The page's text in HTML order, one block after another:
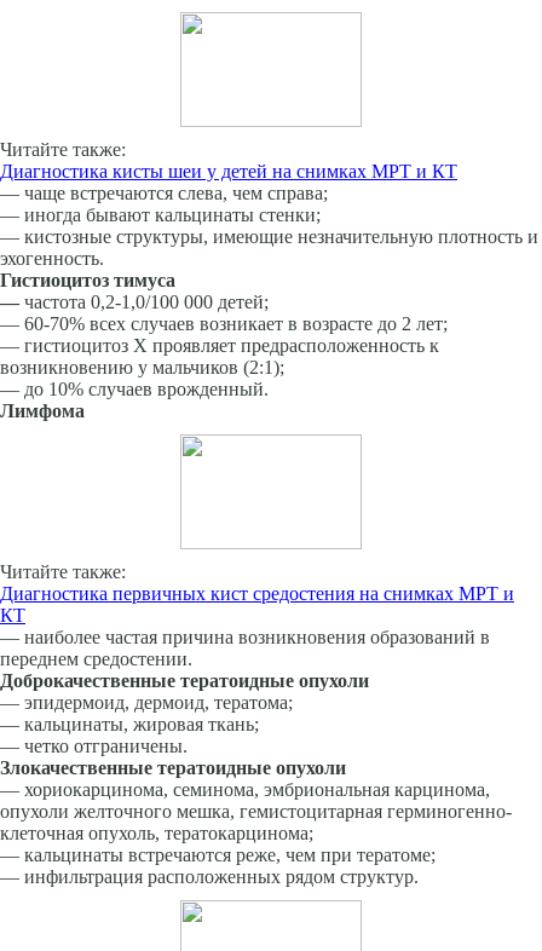
Читайте также:
Диагностика кисты шеи у детей на снимках МРТ и КТ
— чаще встречаются слева, чем справа;
— иногда бывают кальцинаты стенки;
— кистозные структуры, имеющие незначительную плотность и
эхогенность.
Гистиоцитоз тимуса
— частота 0,2-1,0/100 000 детей;
— 60-70% всех случаев возникает в возрасте до 2 лет;
— гистиоцитоз X проявляет предрасположенность к
возникновению у мальчиков (2:1);
— до 10% случаев врожденный.
Лимфома
Читайте также:
Диагностика первичных кист средостения на снимках МРТ и
КТ
— наиболее частая причина возникновения образований в
переднем средостении.
Доброкачественные тератоидные опухоли
— эпидермоид, дермоид, тератома;
— кальцинаты, жировая ткань;
— четко отграничены.
Злокачественные тератоидные опухоли
— хориокарцинома, семинома, эмбриональная карцинома,
опухоли желточного мешка, гемистоцитарная герминогенно-
клеточная опухоль, тератокарцинома;
— кальцинаты встречаются реже, чем при тератоме;
— инфильтрация расположенных рядом структур.